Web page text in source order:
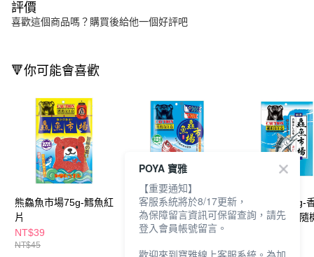
評價
喜歡這個商品嗎？購買後給他一個好評吧
🔻你可能會喜歡
熊鱻魚市場75g-鱈魚紅
片
NT$39
NT$45
熊鱻魚市場100g-大豬
NT$39
熊鱻魚市場60g-
魚片(新舊包裝隨
POYA 寶雅
【重要通知】
客服系統將於8/17更新，
為保障留言資訊可保留查詢，請先
登入會員帳號留言。
歡迎來到寶雅線上客服系統。為加